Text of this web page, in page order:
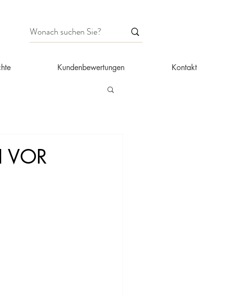
Kundenbewertungen Kontakt
VOR